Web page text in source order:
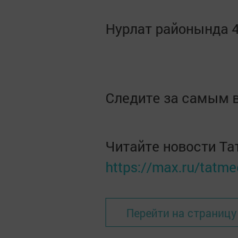
Нурлат районында
Следите за самым
Читайте новости
https://max.ru/
Перейти на